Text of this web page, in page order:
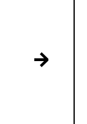
→